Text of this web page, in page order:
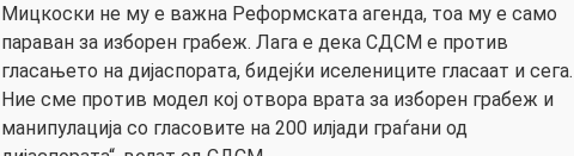
Мицкоски не му е важна Реформската агенда, тоа му е само
параван за изборен грабеж. Лага е дека СДСМ е против
гласањето на дијаспората, бидејќи иселениците гласаат и сега.
Ние сме против модел кој отвора врата за изборен грабеж и
манипулација со гласовите на 200 илјади граѓани од